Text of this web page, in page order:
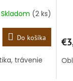
Skladom (2 ks)
Do košíka
trávenie